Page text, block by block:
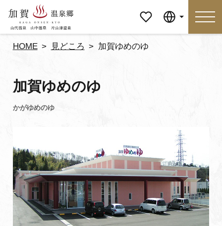
ージ
特集
おみやげ イベント
泊まる アクセス
マイページ
HOME 見どころ 加賀ゆめのゆ
加賀ゆめのゆ